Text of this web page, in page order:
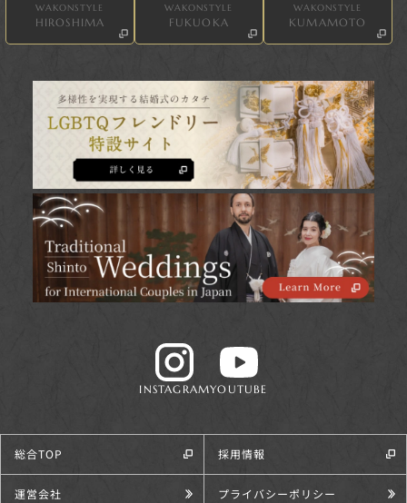
WAKONSTYLE
HIROSHIMA
WAKONSTYLE
FUKUOKA
WAKONSTYLE
KUMAMOTO
INSTAGRAMYOUTUBE
総合TOP 採用情報
運営会社 プライバシーポリシー